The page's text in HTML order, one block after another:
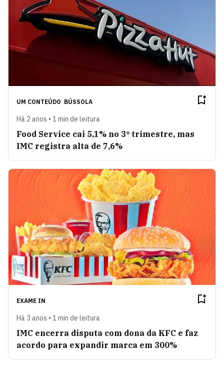
UM CONTEÚDO BÚSSOLA
Há 2 anos • 1 min de leitura
Food Service cai 5,1% no 3º trimestre, mas
IMC registra alta de 7,6%
EXAME IN
Há 3 anos • 1 min de leitura
IMC encerra disputa com dona da KFC e faz
acordo para expandir marca em 300%